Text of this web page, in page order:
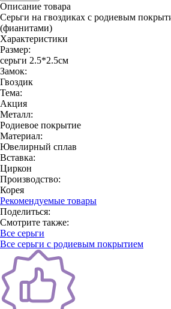
Описание товара
Серьги на гвоздиках с родиевым
(фианитами)
Характеристики
Размер:
серьги 2.5*2.5см
Замок:
Гвоздик
Тема:
Акция
Металл:
Родиевое покрытие
Материал:
Ювелирный сплав
Вставка:
Циркон
Производство:
Корея
Рекомендуемые товары
Поделиться:
Смотрите также:
Все серьги
Все серьги с родиевым покрытием